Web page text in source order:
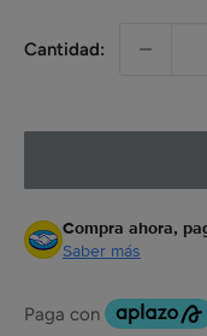
Cantidad:
Compra ahora,
Saber más